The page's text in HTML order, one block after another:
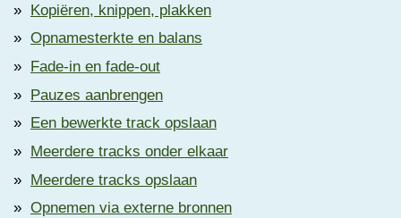
Kopiëren, knippen, plakken
Opnamesterkte en balans
Fade-in en fade-out
Pauzes aanbrengen
Een bewerkte track opslaan
Meerdere tracks onder elkaar
Meerdere tracks opslaan
Opnemen via externe bronnen